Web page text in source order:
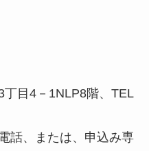
目4－1NLP8階、TEL
話、または、申込み専